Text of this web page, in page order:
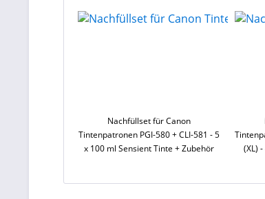
Nachfüllset für Canon
Tintenpatronen PGI-580 + CLI-581 - 5
x 100 ml Sensient Tinte + Zubehör
(XL)